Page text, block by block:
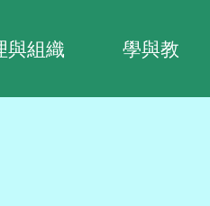
與組織 學與教